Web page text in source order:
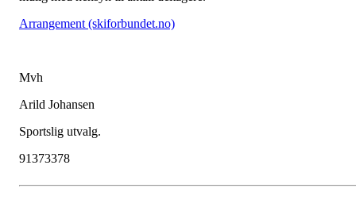
Arrangement (skiforbundet.no)
Mvh
Arild Johansen
Sportslig utvalg.
91373378